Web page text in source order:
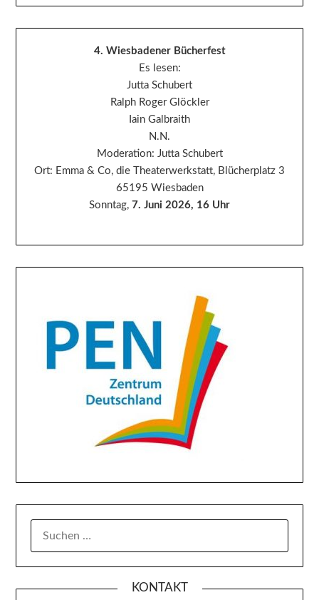
4. Wiesbadener Bücherfest
Es lesen:
Jutta Schubert
Ralph Roger Glöckler
Iain Galbraith
N.N.
Moderation: Jutta Schubert
Ort: Emma & Co, die Theaterwerkstatt, Blücherplatz 3
65195 Wiesbaden
Sonntag, 7. Juni 2026, 16 Uhr
KONTAKT